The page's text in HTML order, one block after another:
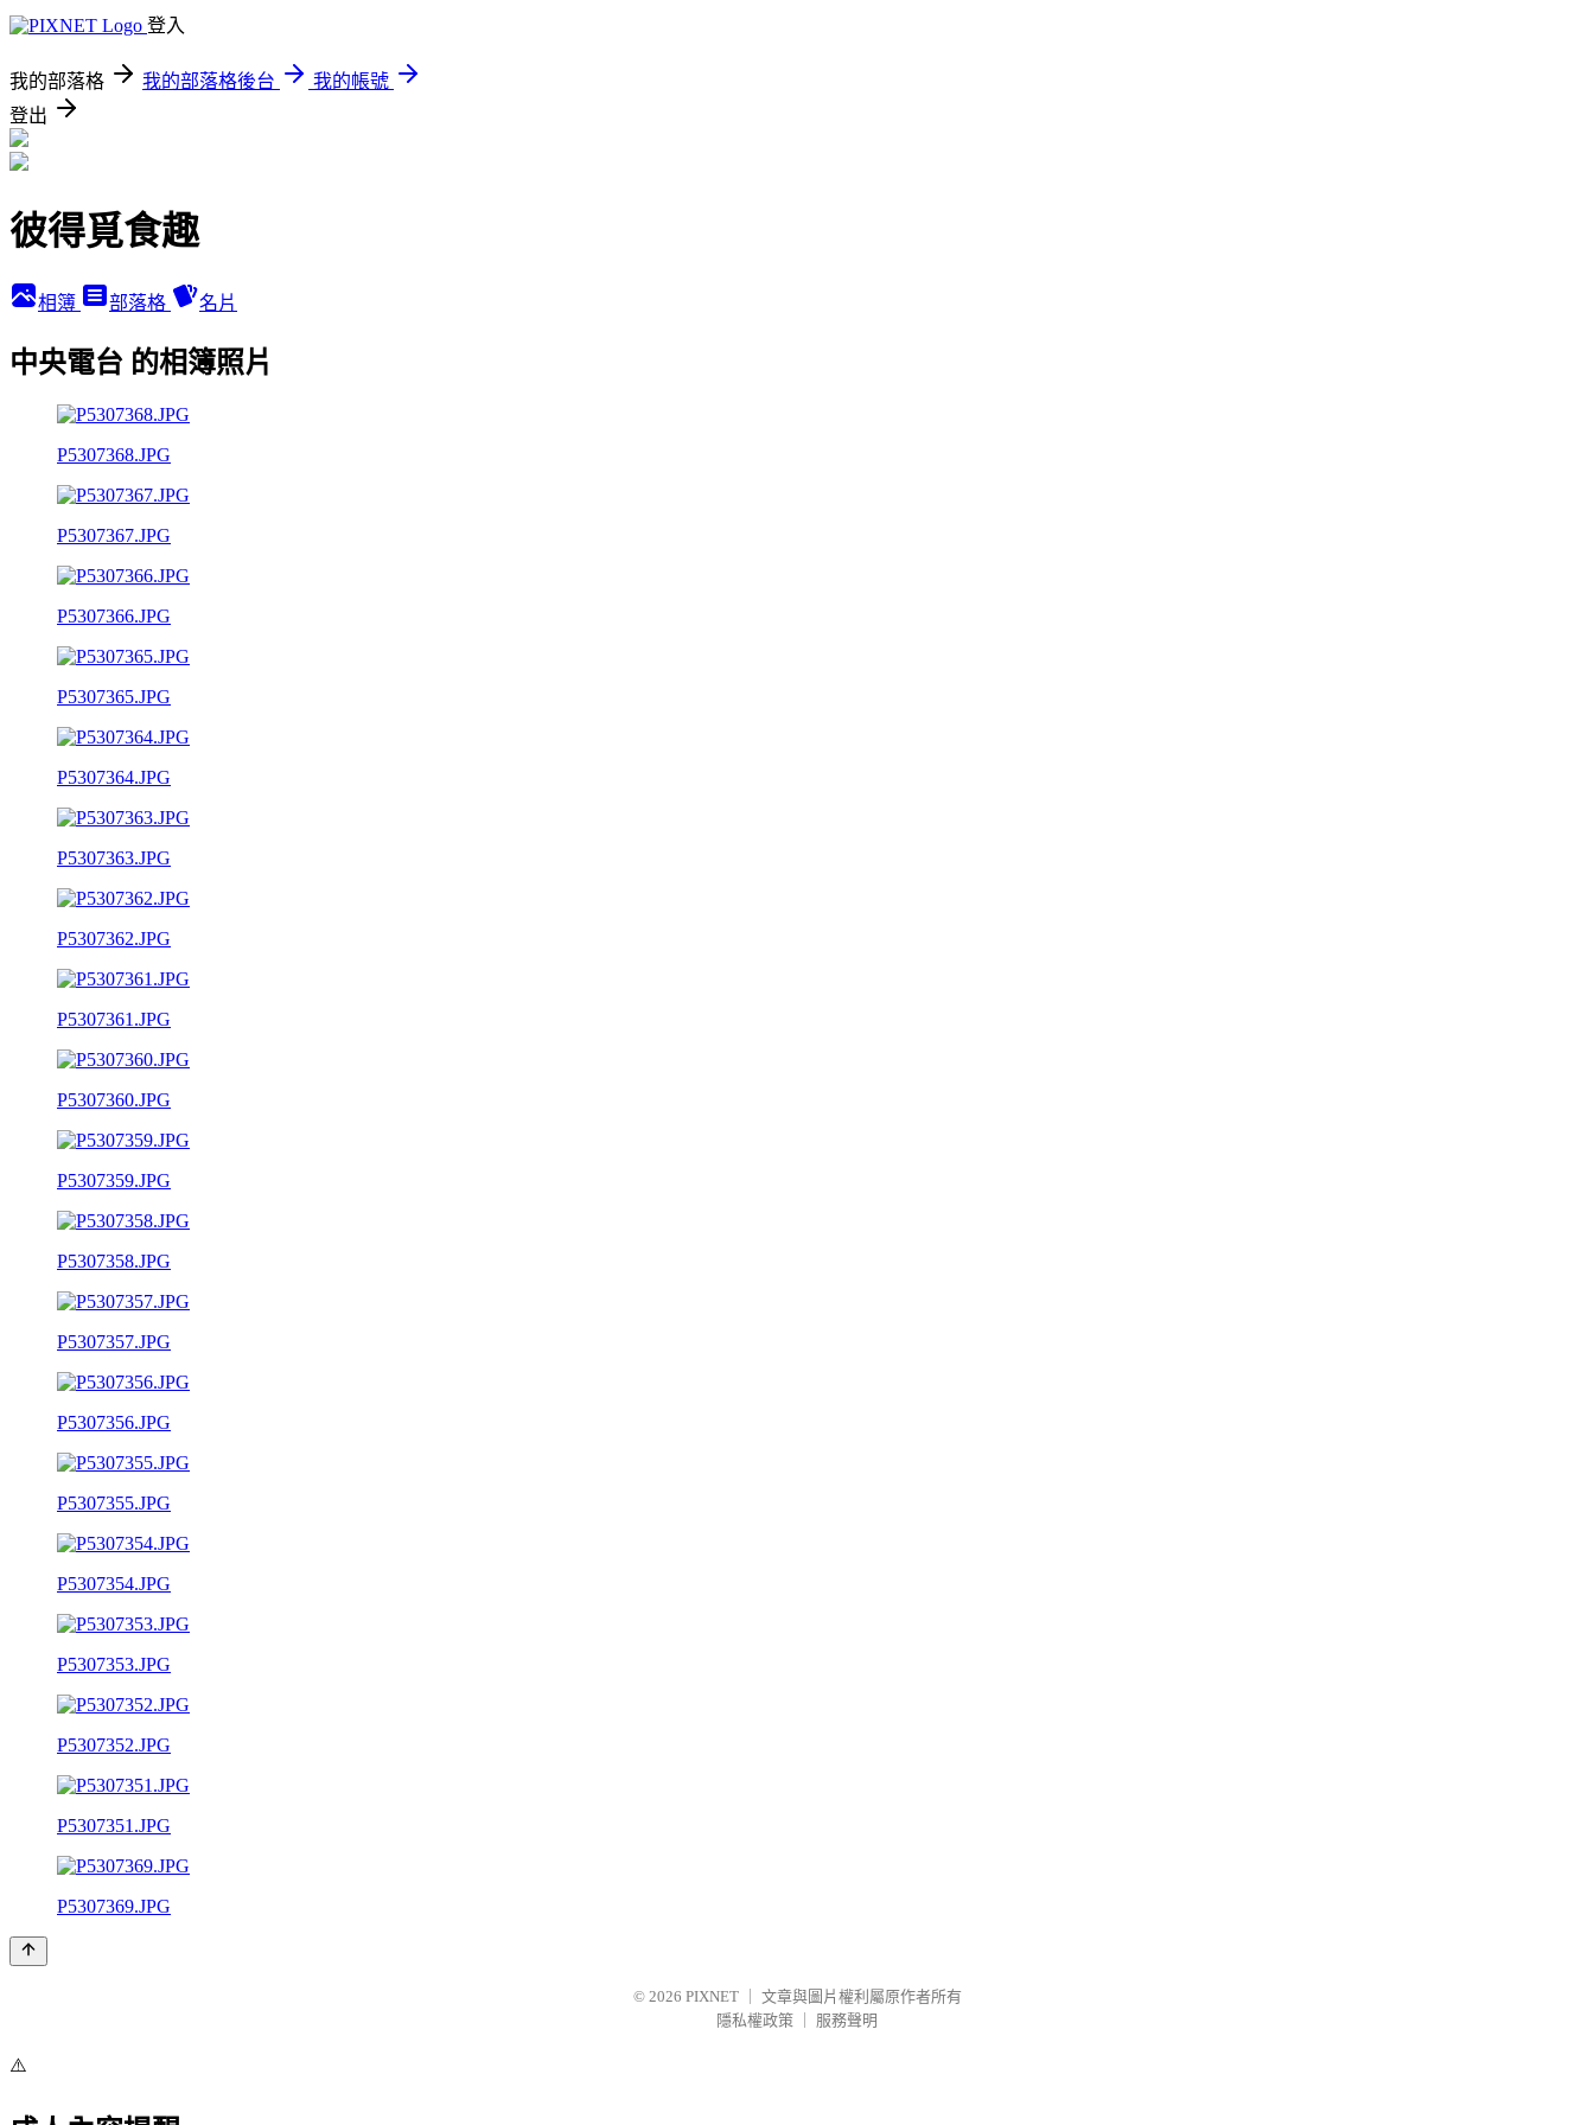
登入
我的部落格 我的部落格後台
我的帳號
登出
彼得覓食趣
相簿 部落格 名片
中央電台 的相簿照片
P5307368.JPG
P5307367.JPG
P5307366.JPG
P5307365.JPG
P5307364.JPG
P5307363.JPG
P5307362.JPG
P5307361.JPG
P5307360.JPG
P5307359.JPG
P5307358.JPG
P5307357.JPG
P5307356.JPG
P5307355.JPG
P5307354.JPG
P5307353.JPG
P5307352.JPG
P5307351.JPG
P5307369.JPG
© 2026 PIXNET
文章與圖片權利屬原作者所有
隱私權政策
服務聲明
⚠️